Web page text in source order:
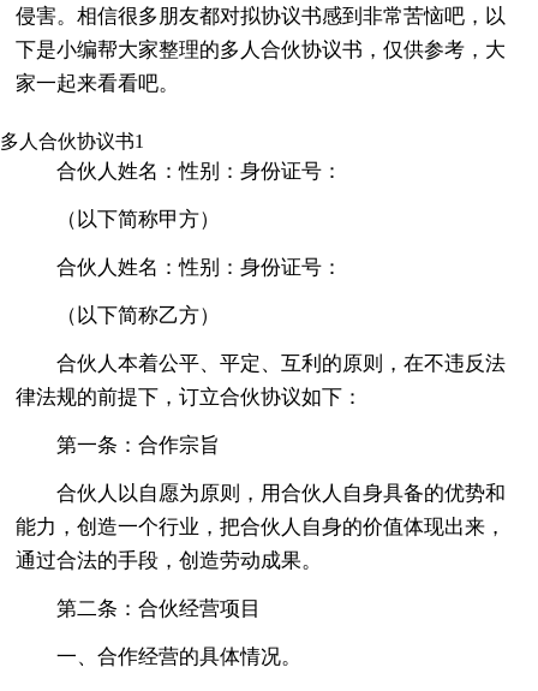
侵害。相信很多朋友都对拟协议书感到非常苦恼吧，以
下是小编帮大家整理的多人合伙协议书，仅供参考，大
家一起来看看吧。
多人合伙协议书1
合伙人姓名：性别：身份证号：
（以下简称甲方）
合伙人姓名：性别：身份证号：
（以下简称乙方）
合伙人本着公平、平定、互利的原则，在不违反法
律法规的前提下，订立合伙协议如下：
第一条：合作宗旨
合伙人以自愿为原则，用合伙人自身具备的优势和
能力，创造一个行业，把合伙人自身的价值体现出来，
通过合法的手段，创造劳动成果。
第二条：合伙经营项目
一、合作经营的具体情况。